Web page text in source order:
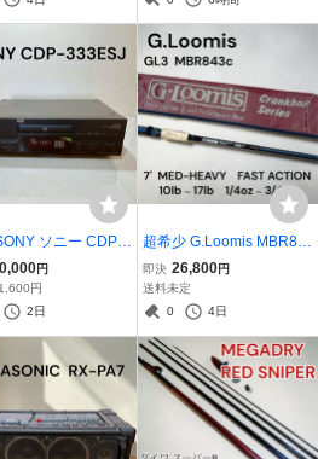
ソニー CDP-3
CDプレイヤー リ
付き
円
円
2日
超希少 G.Loomis MBR84
3c GL3 ジールーミス バス
ロッド
即決 26,800円
送料未定
0
4日